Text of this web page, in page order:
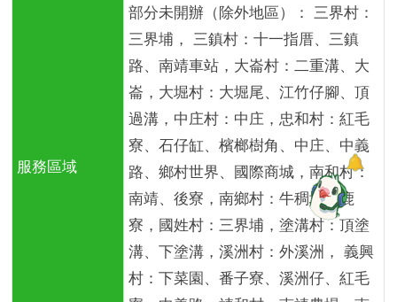
服務區域
部分未開辦（除外地區）： 三界村：
三界埔， 三鎮村：十一指厝、三鎮
路、南靖車站，大崙村：二重溝、大
崙，大堀村：大堀尾、江竹仔腳、頂
過溝，中庄村：中庄，忠和村：紅毛
寮、石仔缸、檳榔樹角、中庄、中義
路、鄉村世界、國際商城，南和村：
南靖、後寮，南鄉村：牛稠埔、鹿
寮，國姓村：三界埔，塗溝村：頂塗
溝、下塗溝，溪洲村：外溪洲， 義興
村：下菜園、番子寮、溪洲仔、紅毛